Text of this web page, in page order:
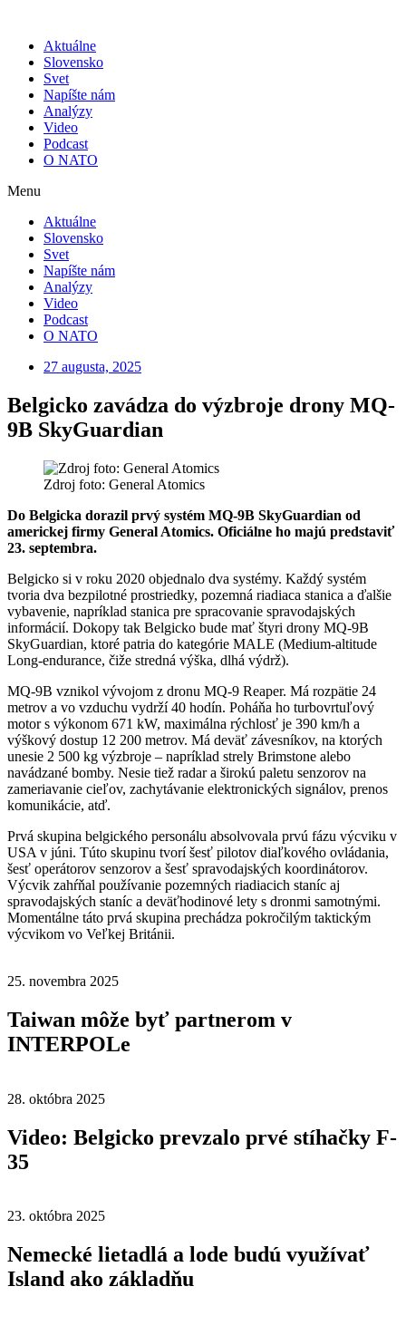
contentAktuálne
Slovensko
Svet
Napíšte nám
Analýzy
Video
Podcast
O NATO
Menu
Aktuálne
Slovensko
Svet
Napíšte nám
Analýzy
Video
Podcast
O NATO
27 augusta, 2025
Belgicko zavádza do výzbroje drony MQ-
9B SkyGuardian
Zdroj foto: General Atomics
Do Belgicka dorazil prvý systém MQ-9B SkyGuardian od
americkej firmy General Atomics. Oficiálne ho majú predstaviť
23. septembra.
Belgicko si v roku 2020 objednalo dva systémy. Každý systém
tvoria dva bezpilotné prostriedky, pozemná riadiaca stanica a ďalšie
vybavenie, napríklad stanica pre spracovanie spravodajských
informácií. Dokopy tak Belgicko bude mať štyri drony MQ-9B
SkyGuardian, ktoré patria do kategórie MALE (Medium-altitude
Long-endurance, čiže stredná výška, dlhá výdrž).
MQ-9B vznikol vývojom z dronu MQ-9 Reaper. Má rozpätie 24
metrov a vo vzduchu vydrží 40 hodín. Poháňa ho turbovrtuľový
motor s výkonom 671 kW, maximálna rýchlosť je 390 km/h a
výškový dostup 12 200 metrov. Má deväť závesníkov, na ktorých
unesie 2 500 kg výzbroje – napríklad strely Brimstone alebo
navádzané bomby. Nesie tiež radar a širokú paletu senzorov na
zameriavanie cieľov, zachytávanie elektronických signálov, prenos
komunikácie, atď.
Prvá skupina belgického personálu absolvovala prvú fázu výcviku v
USA v júni. Túto skupinu tvorí šesť pilotov diaľkového ovládania,
šesť operátorov senzorov a šesť spravodajských koordinátorov.
Výcvik zahŕňal používanie pozemných riadiacich staníc aj
spravodajských staníc a deväťhodinové lety s dronmi samotnými.
Momentálne táto prvá skupina prechádza pokročilým taktickým
výcvikom vo Veľkej Británii.
25. novembra 2025
Taiwan môže byť partnerom v
INTERPOLe
28. októbra 2025
Video: Belgicko prevzalo prvé stíhačky F-
35
23. októbra 2025
Nemecké lietadlá a lode budú využívať
Island ako základňu